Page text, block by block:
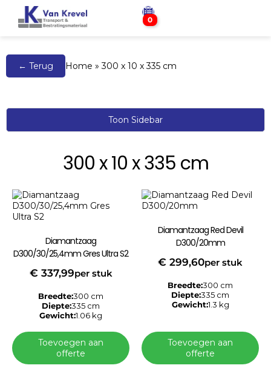
0
← Terug Home »300 x 10 x 335 cm
Toon Sidebar
300 x 10 x 335 cm
Diamantzaag
D300/30/25,4mm Gres Ultra S2
€ 337,99per stuk
Breedte:300 cm
Diepte:335 cm
Gewicht:1.06 kg
Toevoegen aan
offerte
Diamantzaag Red Devil
D300/20mm
€ 299,60per stuk
Breedte:300 cm
Diepte:335 cm
Gewicht:1.3 kg
Toevoegen aan
offerte